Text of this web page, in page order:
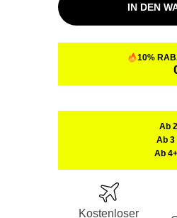
IN DEN
10%
Ab
Ab 3
Ab
Kostenloser